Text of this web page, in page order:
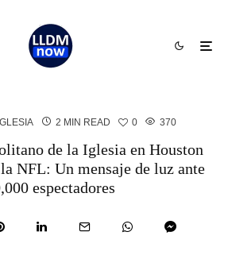
IGLESIA 2 MIN READ 0 370
de la Iglesia en Houston
NFL: Un mensaje de luz ante
espectadores